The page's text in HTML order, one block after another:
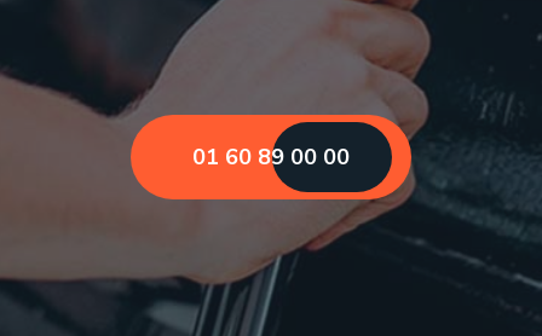
01 60 89 00 00